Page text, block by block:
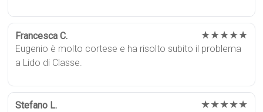
Francesca C. ★★★★★
Eugenio è molto cortese e ha risolto subito il problema
a Lido di Classe.
Stefano L. ★★★★★